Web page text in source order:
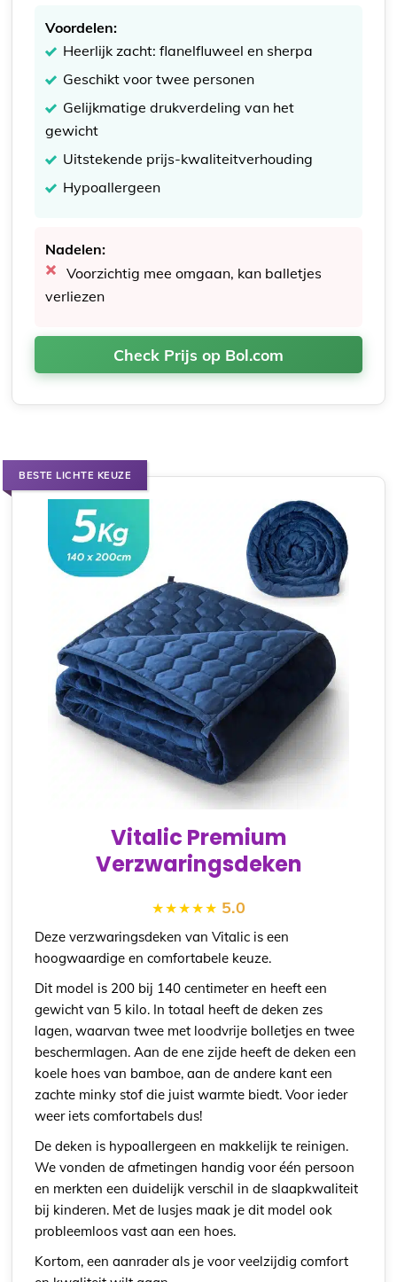
Voordelen:
Heerlijk zacht: flanelfluweel en sherpa
Geschikt voor twee personen
Gelijkmatige drukverdeling van het
gewicht
Uitstekende prijs-kwaliteitverhouding
Hypoallergeen
Nadelen:
Voorzichtig mee omgaan, kan balletjes
verliezen
Check Prijs op Bol.com
BESTE LICHTE KEUZE
Vitalic Premium
Verzwaringsdeken
5.0
Deze verzwaringsdeken van Vitalic is een
hoogwaardige en comfortabele keuze.
Dit model is 200 bij 140 centimeter en heeft een
gewicht van 5 kilo. In totaal heeft de deken zes
lagen, waarvan twee met loodvrije bolletjes en twee
beschermlagen. Aan de ene zijde heeft de deken een
koele hoes van bamboe, aan de andere kant een
zachte minky stof die juist warmte biedt. Voor ieder
weer iets comfortabels dus!
De deken is hypoallergeen en makkelijk te reinigen.
We vonden de afmetingen handig voor één persoon
en merkten een duidelijk verschil in de slaapkwaliteit
bij kinderen. Met de lusjes maak je dit model ook
probleemloos vast aan een hoes.
Kortom, een aanrader als je voor veelzijdig comfort